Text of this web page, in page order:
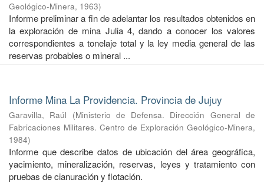
Geológico-Minera, 1963)
Informe preliminar a fin de adelantar los resultados obtenidos en
la exploración de mina Julia 4, dando a conocer los valores
correspondientes a tonelaje total y la ley media general de las
reservas probables o mineral ...
Informe Mina La Providencia. Provincia de Jujuy
Garavilla, Raúl (Ministerio de Defensa. Dirección General de
Fabricaciones Militares. Centro de Exploración Geológico-Minera,
1984)
Informe que describe datos de ubicación del área geográfica,
yacimiento, mineralización, reservas, leyes y tratamiento con
pruebas de cianuración y flotación.